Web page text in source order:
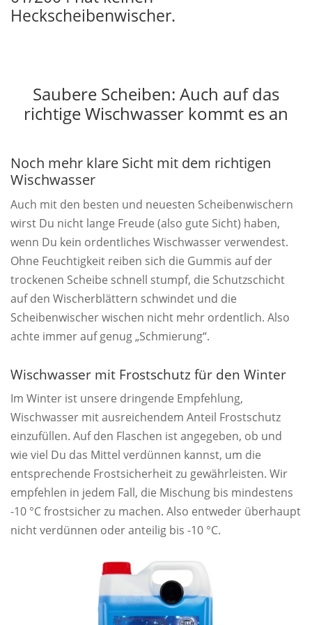
Heckscheibenwischer.
Saubere Scheiben: Auch auf das
richtige Wischwasser kommt es an
Noch mehr klare Sicht mit dem richtigen
Wischwasser
Auch mit den besten und neuesten Scheibenwischern
wirst Du nicht lange Freude (also gute Sicht) haben,
wenn Du kein ordentliches Wischwasser verwendest.
Ohne Feuchtigkeit reiben sich die Gummis auf der
trockenen Scheibe schnell stumpf, die Schutzschicht
auf den Wischerblättern schwindet und die
Scheibenwischer wischen nicht mehr ordentlich. Also
achte immer auf genug „Schmierung“.
Wischwasser mit Frostschutz für den Winter
Im Winter ist unsere dringende Empfehlung,
Wischwasser mit ausreichendem Anteil Frostschutz
einzufüllen. Auf den Flaschen ist angegeben, ob und
wie viel Du das Mittel verdünnen kannst, um die
entsprechende Frostsicherheit zu gewährleisten. Wir
empfehlen in jedem Fall, die Mischung bis mindestens
-10 °C frostsicher zu machen. Also entweder überhaupt
nicht verdünnen oder anteilig bis -10 °C.